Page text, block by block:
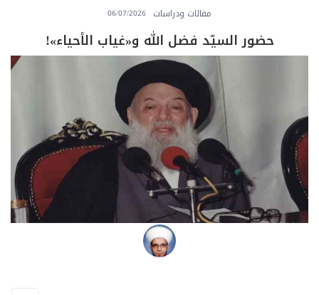
مقالات ودراسات 06/07/2026
حضور السيّد فضل الله و«غياب الأحياء»!